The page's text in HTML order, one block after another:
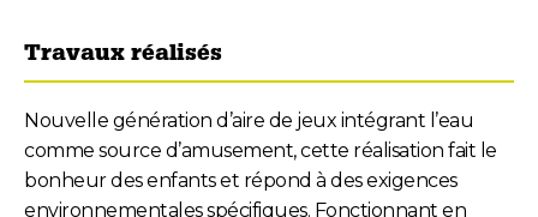
Travaux réalisés
Nouvelle génération d’aire de jeux intégrant l’eau
comme source d’amusement, cette réalisation fait le
bonheur des enfants et répond à des exigences
environnementales spécifiques. Fonctionnant en